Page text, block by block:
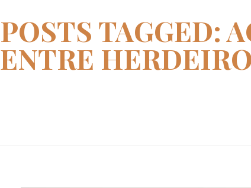
POSTS TAGGED:
ENTRE